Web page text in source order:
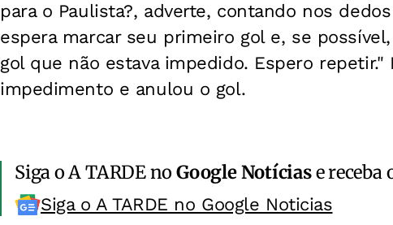
para o Paulista?, adverte, contando nos
espera marcar seu primeiro gol e, se
gol que não estava impedido. Espero
impedimento e anulou o gol.
Siga o A TARDE noGoogle Notíciase receba
Siga o A TARDE no Google Noticias